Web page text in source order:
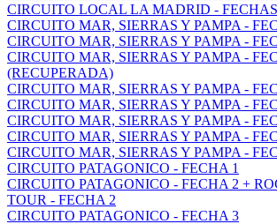
CIRCUITO LOCAL LA MADRID -
CIRCUITO MAR, SIERRAS Y PAMPA -
CIRCUITO MAR, SIERRAS Y PAMPA -
CIRCUITO MAR, SIERRAS Y PAMPA -
(RECUPERADA)
CIRCUITO MAR, SIERRAS Y PAMPA -
CIRCUITO MAR, SIERRAS Y PAMPA -
CIRCUITO MAR, SIERRAS Y PAMPA -
CIRCUITO MAR, SIERRAS Y PAMPA -
CIRCUITO MAR, SIERRAS Y PAMPA -
CIRCUITO PATAGONICO - FECHA 1
CIRCUITO PATAGONICO - FECHA 2 +
TOUR - FECHA 2
CIRCUITO PATAGONICO - FECHA 3